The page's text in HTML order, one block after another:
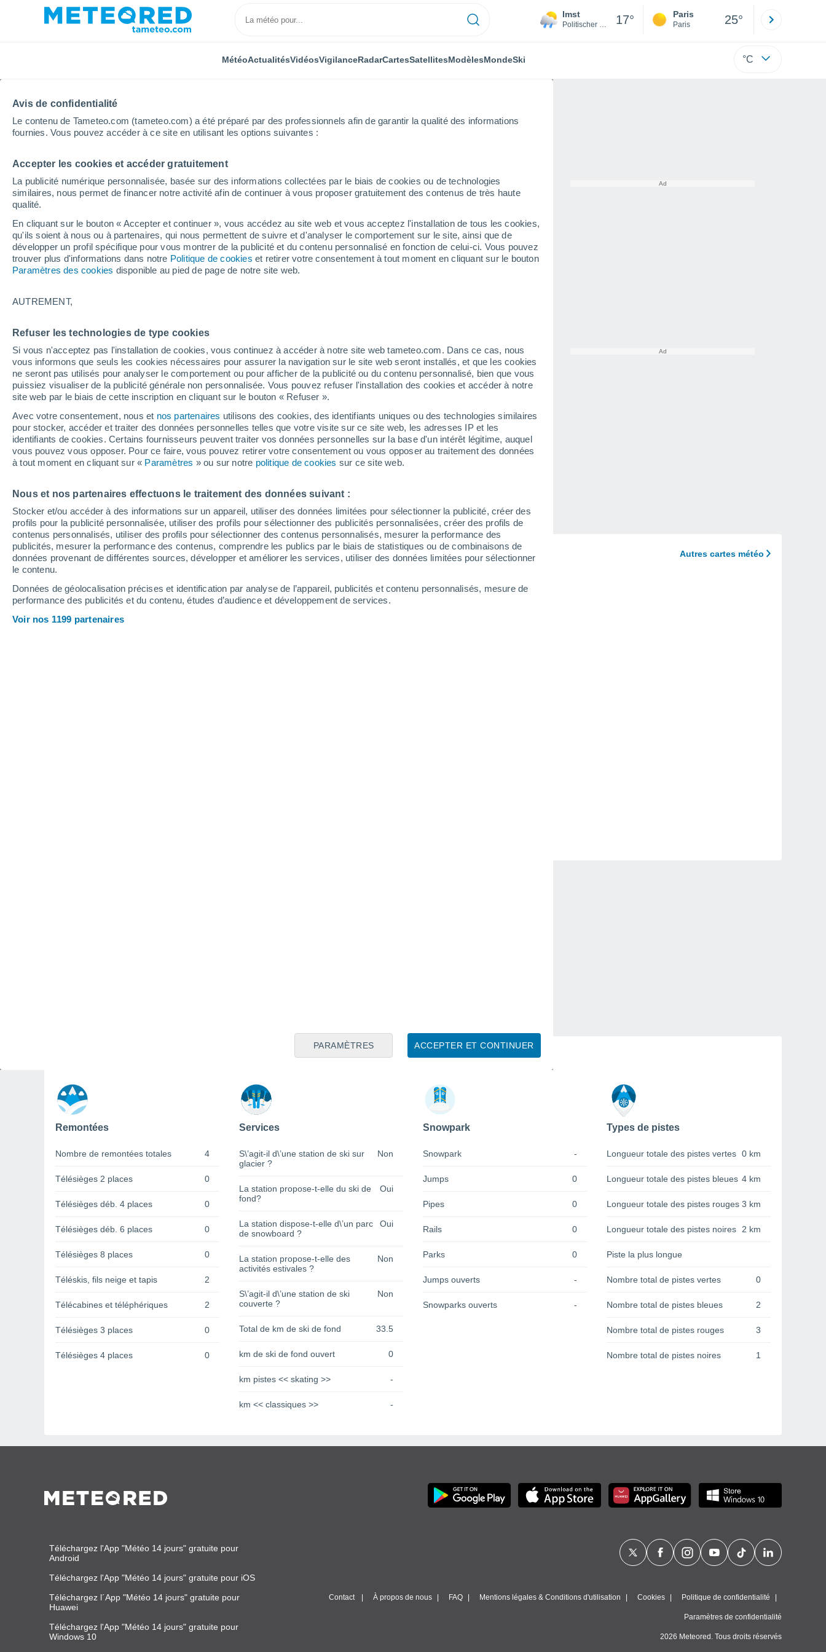
Avis de confidentialité
Le contenu de Tameteo.com (tameteo.com) a été préparé par des professionnels afin de garantir la qualité des informations
fournies. Vous pouvez accéder à ce site en utilisant les options suivantes :
Accepter les cookies et accéder gratuitement
La publicité numérique personnalisée, basée sur des informations collectées par le biais de cookies ou de technologies
similaires, nous permet de financer notre activité afin de continuer à vous proposer gratuitement des contenus de très haute
qualité.
En cliquant sur le bouton « Accepter et continuer », vous accédez au site web et vous acceptez l'installation de tous les cookies,
qu'ils soient à nous ou à partenaires, qui nous permettent de suivre et d'analyser le comportement sur le site, ainsi que de
développer un profil spécifique pour vous montrer de la publicité et du contenu personnalisé en fonction de celui-ci. Vous pouvez
trouver plus d'informations dans notre Politique de cookies et retirer votre consentement à tout moment en cliquant sur le bouton
Paramètres des cookies disponible au pied de page de notre site web.
AUTREMENT,
Refuser les technologies de type cookies
Si vous n'acceptez pas l'installation de cookies, vous continuez à accéder à notre site web tameteo.com. Dans ce cas, nous
vous informons que seuls les cookies nécessaires pour assurer la navigation sur le site web seront installés, et que les cookies
ne seront pas utilisés pour analyser le comportement ou pour afficher de la publicité ou du contenu personnalisé, bien que vous
puissiez visualiser de la publicité générale non personnalisée. Vous pouvez refuser l'installation des cookies et accéder à notre
site web par le biais de cette inscription en cliquant sur le bouton « Refuser ».
Avec votre consentement, nous et nos partenaires utilisons des cookies, des identifiants uniques ou des technologies similaires
pour stocker, accéder et traiter des données personnelles telles que votre visite sur ce site web, les adresses IP et les
identifiants de cookies. Certains fournisseurs peuvent traiter vos données personnelles sur la base d'un intérêt légitime, auquel
vous pouvez vous opposer. Pour ce faire, vous pouvez retirer votre consentement ou vous opposer au traitement des données
à tout moment en cliquant sur « Paramètres » ou sur notre politique de cookies sur ce site web.
Nous et nos partenaires effectuons le traitement des données suivant :
Stocker et/ou accéder à des informations sur un appareil, utiliser des données limitées pour sélectionner la publicité, créer des
profils pour la publicité personnalisée, utiliser des profils pour sélectionner des publicités personnalisées, créer des profils de
contenus personnalisés, utiliser des profils pour sélectionner des contenus personnalisés, mesurer la performance des
publicités, mesurer la performance des contenus, comprendre les publics par le biais de statistiques ou de combinaisons de
données provenant de différentes sources, développer et améliorer les services, utiliser des données limitées pour sélectionner
le contenu.
Données de géolocalisation précises et identification par analyse de l’appareil, publicités et contenu personnalisés, mesure de
performance des publicités et du contenu, études d’audience et développement de services.
Voir nos 1199 partenaires
ACCEPTER ET CONTINUER
PARAMÈTRES
Imst
Politischer Bezirk Imst 17° Paris
Paris 25°
MétéoActualitésVidéosVigilanceRadarCartesSatellitesModèlesMondeSki °C
Accueil Autriche Tyrol Imst Ski
Fermée
Imst
Ouverture
Il manque 132 jours
Fermeture
Aujourd´hui
7 Août
Demain
8 Août
Dimanche
9 Août
Bulletin enneigement pour aujourd'hui
Pistes par niveau de difficulté 0 2 3 1
Kilomètres skiables 0 / 9
Pistes ouvertes 0 / 6
Remontées 0 / 4
État de la neige
Epaisseur de neige au sommet -
Tyoe de neige à la base
Tyoe de neige au sommet
Hauteur de neige Autres cartes météo
Informations utiles sur Imst
Remontées
Nombre de remontées totales 4
Télésièges 2 places 0
Télésièges déb. 4 places 0
Télésièges déb. 6 places 0
Télésièges 8 places 0
Téléskis, fils neige et tapis 2
Télécabines et téléphériques 2
Télésièges 3 places 0
Télésièges 4 places 0
Services
S\’agit-il d\’une station de ski sur
glacier ?
Non
La station propose-t-elle du ski de
fond?
Oui
La station dispose-t-elle d\’un parc
de snowboard ?
Oui
La station propose-t-elle des
activités estivales ?
Non
S\’agit-il d\’une station de ski
couverte ?
Non
Total de km de ski de fond 33.5
km de ski de fond ouvert 0
km pistes << skating >> -
km << classiques >> -
Snowpark
Snowpark -
Jumps 0
Pipes 0
Rails 0
Parks 0
Jumps ouverts -
Snowparks ouverts -
Types de pistes
Longueur totale des pistes vertes 0 km
Longueur totale des pistes bleues 4 km
Longueur totale des pistes rouges 3 km
Longueur totale des pistes noires 2 km
Piste la plus longue
Nombre total de pistes vertes 0
Nombre total de pistes bleues 2
Nombre total de pistes rouges 3
Nombre total de pistes noires 1
Téléchargez l'App "Météo 14 jours" gratuite pour
Android
Téléchargez l'App "Météo 14 jours" gratuite pour iOS
Téléchargez l´App "Météo 14 jours" gratuite pour
Huawei
Téléchargez l'App "Météo 14 jours" gratuite pour
Windows 10
Contact À propos de nous FAQ Mentions légales & Conditions d'utilisation Cookies Politique de confidentialité
Paramètres de confidentialité
2026 Meteored. Tous droits réservés